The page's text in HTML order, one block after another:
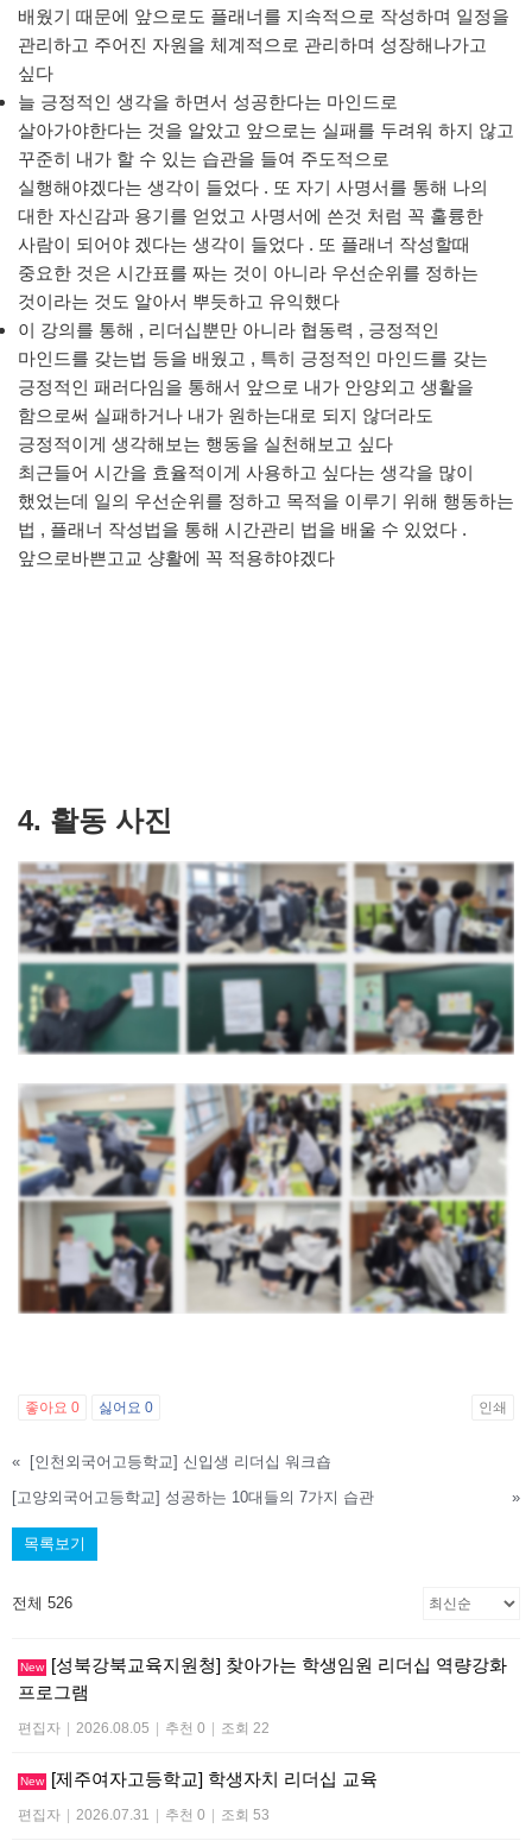
배웠기 때문에 앞으로도 플래너를 지속적으로 작성하며 일정을
관리하고 주어진 자원을 체계적으로 관리하며 성장해나가고
싶다
늘 긍정적인 생각을 하면서 성공한다는 마인드로
살아가야한다는 것을 알았고 앞으로는 실패를 두려워 하지 않고
꾸준히 내가 할 수 있는 습관을 들여 주도적으로
실행해야겠다는 생각이 들었다 . 또 자기 사명서를 통해 나의
대한 자신감과 용기를 얻었고 사명서에 쓴것 처럼 꼭 훌륭한
사람이 되어야 겠다는 생각이 들었다 . 또 플래너 작성할때
중요한 것은 시간표를 짜는 것이 아니라 우선순위를 정하는
것이라는 것도 알아서 뿌듯하고 유익했다
이 강의를 통해 , 리더십뿐만 아니라 협동력 , 긍정적인
마인드를 갖는법 등을 배웠고 , 특히 긍정적인 마인드를 갖는
긍정적인 패러다임을 통해서 앞으로 내가 안양외고 생활을
함으로써 실패하거나 내가 원하는대로 되지 않더라도
긍정적이게 생각해보는 행동을 실천해보고 싶다
최근들어 시간을 효율적이게 사용하고 싶다는 생각을 많이
했었는데 일의 우선순위를 정하고 목적을 이루기 위해 행동하는
법 , 플래너 작성법을 통해 시간관리 법을 배울 수 있었다 .
앞으로바쁜고교 샹활에 꼭 적용햐야겠다
4. 활동 사진
좋아요 0 싫어요 0 인쇄
«
[인천외국어고등학교] 신입생 리더십 워크숍
[고양외국어고등학교] 성공하는 10대들의 7가지 습관
»
목록보기
전체 526
New
[성북강북교육지원청] 찾아가는 학생임원 리더십 역량강화
프로그램
편집자 2026.08.05 추천 0 조회 22
New [제주여자고등학교] 학생자치 리더십 교육
편집자 2026.07.31 추천 0 조회 53